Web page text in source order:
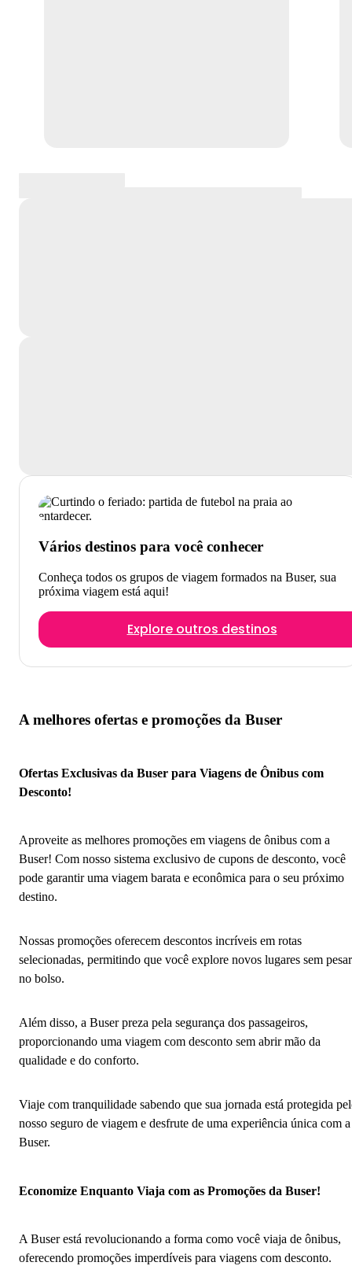
Vários destinos para você conhecer
Conheça todos os grupos de viagem formados na Buser, sua
próxima viagem está aqui!
Explore outros destinos
A melhores ofertas e promoções da Buser
Ofertas Exclusivas da Buser para Viagens de Ônibus com
Desconto!
Aproveite as melhores promoções em viagens de ônibus com a
Buser! Com nosso sistema exclusivo de cupons de desconto, você
pode garantir uma viagem barata e econômica para o seu próximo
destino.
Nossas promoções oferecem descontos incríveis em rotas
selecionadas, permitindo que você explore novos lugares sem pesar
no bolso.
Além disso, a Buser preza pela segurança dos passageiros,
proporcionando uma viagem com desconto sem abrir mão da
qualidade e do conforto.
Viaje com tranquilidade sabendo que sua jornada está protegida
nosso seguro de viagem e desfrute de uma experiência única com a
Buser.
Economize Enquanto Viaja com as Promoções da Buser!
A Buser está revolucionando a forma como você viaja de ônibus,
oferecendo promoções imperdíveis para viagens com desconto.